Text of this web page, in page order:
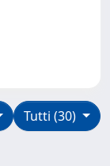
Tutti (30)